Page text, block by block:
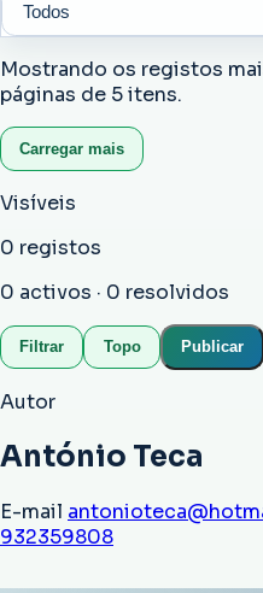
Mostrando os registos
páginas de 5itens.
Carregar mais
Visíveis
0 registos
0 activos · 0 resolvidos
Filtrar Topo Publicar
Autor
António Teca
E-mail
932359808